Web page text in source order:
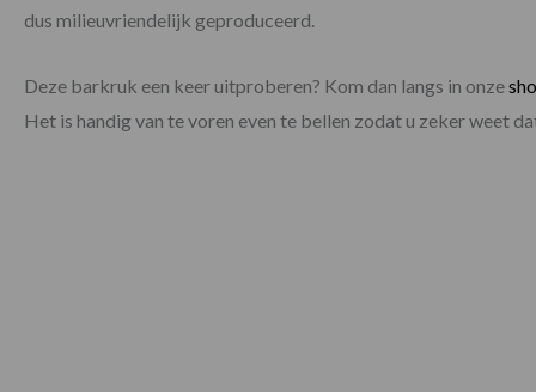
dus milieuvriendelijk geproduceerd.
Deze barkruk een keer uitproberen? Kom dan langs in onze
Het is handig van te voren even te bellen zodat u zeker weet